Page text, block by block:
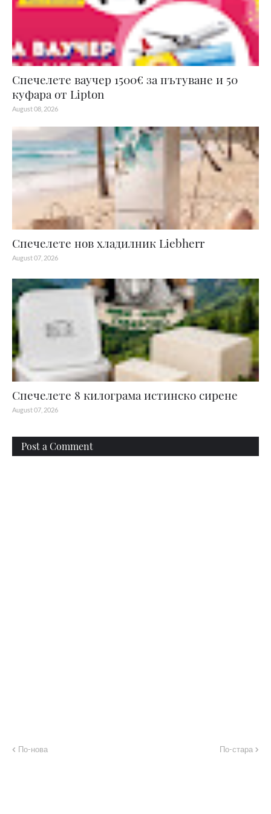
Спечелете ваучер 1500€ за пътуване и 50
куфара от Lipton
August 08, 2026
Спечелете нов хладилник Liebherr
August 07, 2026
Спечелете 8 килограма истинско сирене
August 07, 2026
Post a Comment
По-нова По-стара